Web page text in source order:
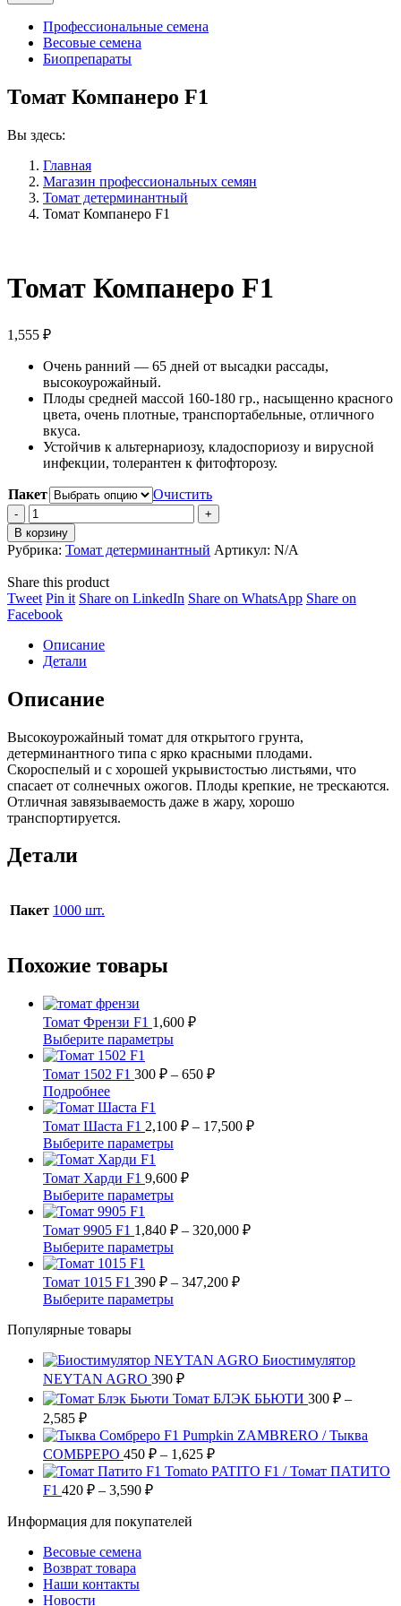
Профессиональные семена
Весовые семена
Биопрепараты
Томат Компанеро F1
Вы здесь:
Главная
Магазин профессиональных семян
Томат детерминантный
Томат Компанеро F1
Томат Компанеро F1
1,555 ₽
Очень ранний — 65 дней от высадки рассады,
высокоурожайный.
Плоды средней массой 160-180 гр., насыщенно красного
цвета, очень плотные, транспортабельные, отличного
вкуса.
Устойчив к альтернариозу, кладоспориозу и вирусной
инфекции, толерантен к фитофторозу.
Пакет
Очистить
Томат
Компанеро
F1
quantity
В корзину
Рубрика: Томат детерминантный Артикул: N/A
Share this product
TweetShare
on
Pin itShare
Share on LinkedIn Share
Share on WhatsAppShare
Share on
FacebookShare
Facebook
Описание
Детали
Описание
Высокоурожайный томат для открытого грунта,
детерминантного типа с ярко красными плодами.
Скороспелый и с хорошей укрывистостью листьями, что
спасает от солнечных ожогов. Плоды крепкие, не трескаются.
Отличная завязываемость даже в жару, хорошо
транспортируется.
Детали
Пакет 1000 шт.
Похожие товары
Томат Френзи F1 1,600 ₽
Выберите параметрыЭтот
имеет
Опции
можно
выбрать
странице
товара.
Томат 1502 F1 300 ₽ – 650 ₽Диапазон
–
ПодробнееЭтот
товар
имеет
несколько
вариаций.
Опции
можно
выбрать
на
странице
товара.
Томат Шаста F1 2,100 ₽ – 17,500 ₽Диапазон
Выберите параметрыЭтот
имеет
несколько
вариаций.
Опции
можно
выбрать
странице
товара.
Томат Харди F1 9,600 ₽
Выберите параметрыЭтот
имеет
несколько
вариаций.
Опции
можно
выбрать
товара.
Томат 9905 F1 1,840 ₽ – 320,000 ₽Диапазон
Выберите параметрыЭтот
имеет
несколько
вариаций.
выбрать
на
странице
товара.
Томат 1015 F1 390 ₽ – 347,200 ₽Диапазон
Выберите параметрыЭтот
вариаций.
Опции
можно
на
странице
товара.
Популярные товары
Биостимулятор
NEYTAN AGRO 390 ₽
Томат БЛЭК БЬЮТИ 300 ₽ –
2,585 ₽Диапазон
цен:
300 ₽
–
2,585 ₽
Pumpkin ZAMBRERO / Тыква
СОМБРЕРО 450 ₽ – 1,625 ₽Диапазон
цен:
Tomato PATITO F1 / Томат ПАТИТО
F1 420 ₽ – 3,590 ₽Диапазон
420 ₽
Информация для покупателей
Весовые семена
Возврат товара
Наши контакты
Новости